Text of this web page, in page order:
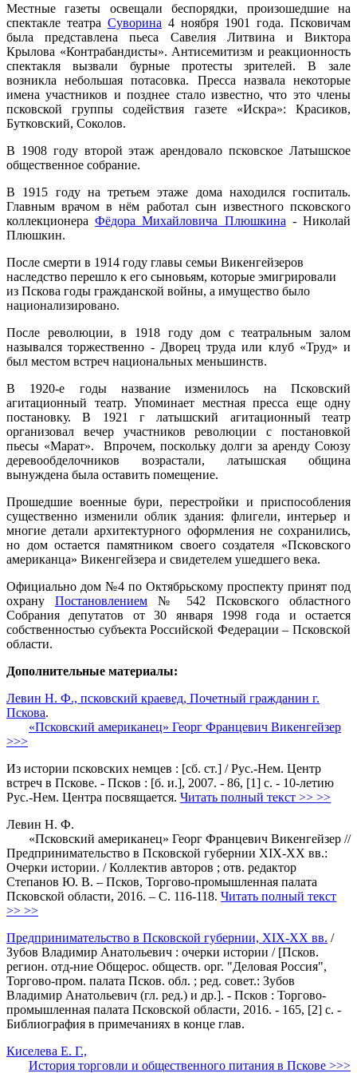
Местные газеты освещали беспорядки, произошедшие на
спектакле театра Суворина 4 ноября 1901 года. Псковичам
была представлена пьеса Савелия Литвина и Виктора
Крылова «Контрабандисты». Антисемитизм и реакционность
спектакля вызвали бурные протесты зрителей. В зале
возникла небольшая потасовка. Пресса назвала некоторые
имена участников и позднее стало известно, что это члены
псковской группы содействия газете «Искра»: Красиков,
Бутковский, Соколов.
В 1908 году второй этаж арендовало псковское Латышское
общественное собрание.
В 1915 году на третьем этаже дома находился госпиталь.
Главным врачом в нём работал сын известного псковского
коллекционераФёдора Михайловича Плюшкина - Николай
Плюшкин.
После смерти в 1914 году главы семьи Викенгейзеров
наследство перешло к его сыновьям, которые эмигрировали
из Пскова годы гражданской войны, а имущество было
национализировано.
После революции, в 1918 году дом с театральным залом
назывался торжественно - Дворец труда или клуб «Труд» и
был местом встреч национальных меньшинств.
В 1920-е годы название изменилось на Псковский
агитационный театр. Упоминает местная пресса еще одну
постановку. В 1921 г латышский агитационный театр
организовал вечер участников революции с постановкой
пьесы «Марат». Впрочем, поскольку долги за аренду Союзу
деревообделочников возрастали, латышская община
вынуждена была оставить помещение.
Прошедшие военные бури, перестройки и приспособления
существенно изменили облик здания: флигели, интерьер и
многие детали архитектурного оформления не сохранились,
но дом остается памятником своего создателя «Псковского
американца» Викенгейзера и свидетелем ушедшего века.
Официально дом №4 по Октябрьскому проспекту принят под
охрану Постановлением№ 542 Псковского областного
Собрания депутатов от 30 января 1998 года и остается
собственностью субъекта Российской Федерации – Псковской
области.
Дополнительные материалы:
Левин Н. Ф., псковский краевед, Почетный гражданин г.
Пскова.
«Псковский американец» Георг Францевич Викенгейзер
>>>
Из истории псковских немцев : [сб. ст.] / Рус.-Нем. Центр
встреч в Пскове. - Псков : [б. и.], 2007. - 86, [1] с. - 10-летию
Рус.-Нем. Центра посвящается. Читать полный текст >> >>
Левин Н. Ф.
«Псковский американец» Георг Францевич Викенгейзер //
Предпринимательство в Псковской губернии XIX-XX вв.:
Очерки истории. / Коллектив авторов ; отв. редактор
Степанов Ю. В. – Псков, Торгово-промышленная палата
Псковской области, 2016. – С. 116-118. Читать полный текст
>> >>
Предпринимательство в Псковской губернии, XIX-XX вв. /
Зубов Владимир Анатольевич : очерки истории / [Псков.
регион. отд-ние Общерос. обществ. орг. "Деловая Россия",
Торгово-пром. палата Псков. обл. ; ред. совет.: Зубов
Владимир Анатольевич (гл. ред.) и др.]. - Псков : Торгово-
промышленная палата Псковской области, 2016. - 165, [2] с. -
Библиография в примечаниях в конце глав.
Киселева Е. Г.,
История торговли и общественного питания в Пскове >>>